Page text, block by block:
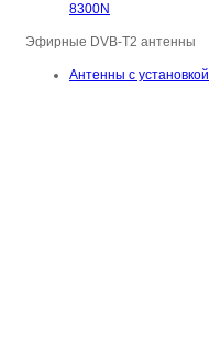
8300N
Эфирные DVB-T2 антенны
Антенны с установкой